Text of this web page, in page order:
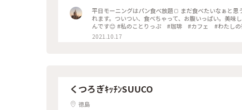
平日モーニングはパン食べ放題🍞 まだ食べたいなぁと
れます。ついつい、食べちゃって、お腹いっぱい。美味
んです😊 #私のことりっぷ #珈琲 #カフェ #わたし
2021.10.17
くつろぎｷｯﾁﾝSUUCO
徳島